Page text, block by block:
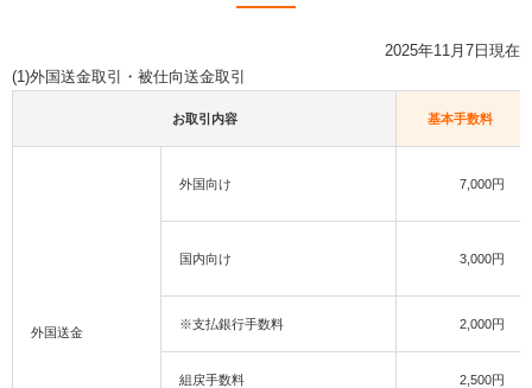
2025年11月7日現在
(1)外国送金取引・被仕向送金取引
お取引内容 基本手数料
外国送金
外国向け 7,000円
国内向け 3,000円
※支払銀行手数料 2,000円
組戻手数料 2,500円